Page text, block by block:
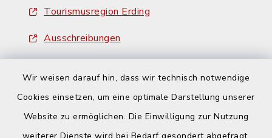
Wir weisen darauf hin, dass wir technisch notwendige
Cookies einsetzen, um eine optimale Darstellung unserer
Website zu ermöglichen. Die Einwilligung zur Nutzung
Tourismusregion Erding
Ausschreibungen